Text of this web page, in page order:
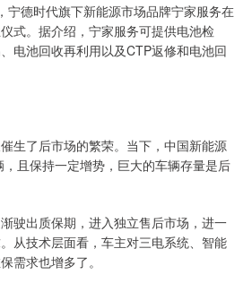
宁德时代旗下新能源市场品牌宁家服务在
式。据介绍，宁家服务可提供电池检
电池回收再利用以及CTP返修和电池回
生了后市场的繁荣。当下，中国新能源
且保持一定增势，巨大的车辆存量是后
驶出质保期，进入独立售后市场，进一
从技术层面看，车主对三电系统、智能
需求也增多了。